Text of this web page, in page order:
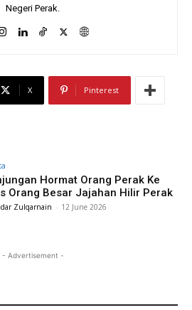
Negeri Perak.
X Pinterest
Hormat Orang Perak Ke
Orang Besar Jajahan Hilir Perak
Zulqarnain - 12 June 2026
- Advertisement -